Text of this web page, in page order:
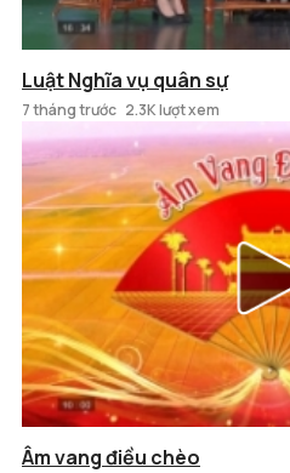
Luật Nghĩa vụ quân sự
7 tháng trước 2.3K lượt xem
Âm vang điều chèo